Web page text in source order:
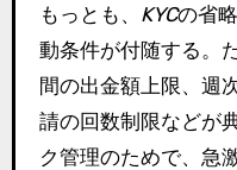
もっとも、 KYCの省
動条件が付随する。
間の出金額上限、週
請の回数制限などが
ク管理のためで、急